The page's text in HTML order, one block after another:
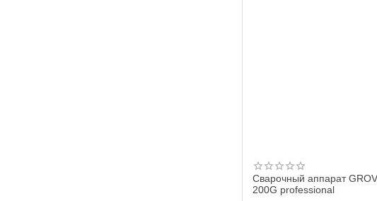
Сварочный аппарат
200G professional